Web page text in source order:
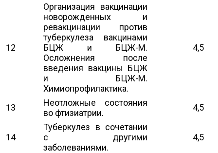
12
Организация вакцинации
новорожденных и
ревакцинации против
туберкулеза вакцинами
БЦЖ и БЦЖ-М.
Осложнения после
введения вакцины БЦЖ
и БЦЖ-М.
Химиопрофилактика.
4,5
13
Неотложные состояния
во фтизиатрии.
4,5
14
Туберкулез в сочетании
с другими
заболеваниями.
4,5